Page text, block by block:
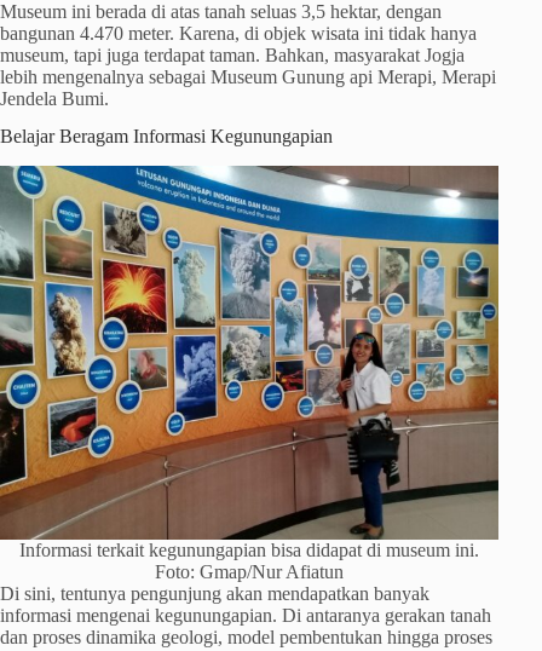
Museum ini berada di atas tanah seluas 3,5 hektar, dengan
bangunan 4.470 meter. Karena, di objek wisata ini tidak hanya
museum, tapi juga terdapat taman. Bahkan, masyarakat Jogja
lebih mengenalnya sebagai Museum Gunung api Merapi, Merapi
Jendela Bumi.
Belajar Beragam Informasi Kegunungapian
Informasi terkait kegunungapian bisa didapat di museum ini.
Foto: Gmap/Nur Afiatun
Di sini, tentunya pengunjung akan mendapatkan banyak
informasi mengenai kegunungapian. Di antaranya gerakan tanah
dan proses dinamika geologi, model pembentukan hingga proses